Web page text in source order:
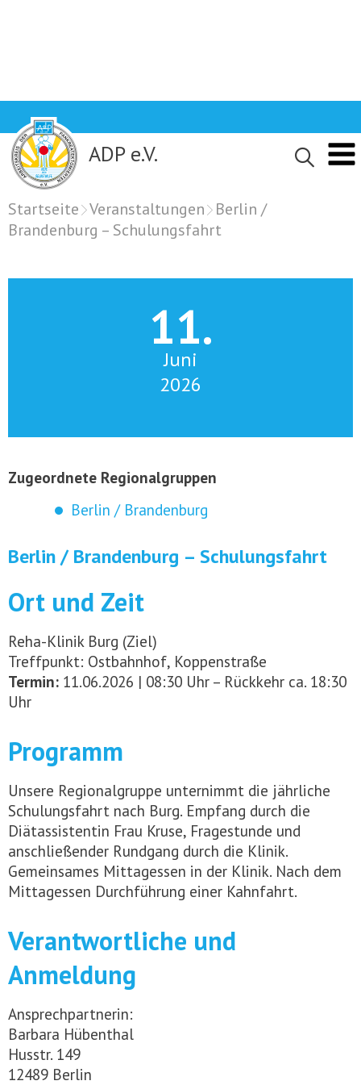
to
content
ADP e.V.
Startseite Veranstaltungen
Berlin /
Brandenburg – Schulungsfahrt
11.
Juni
2026
Zugeordnete Regionalgruppen
Berlin / Brandenburg
Berlin / Brandenburg – Schulungsfahrt
Ort und Zeit
Reha-Klinik Burg (Ziel)
Treffpunkt: Ostbahnhof, Koppenstraße
Termin: 11.06.2026 | 08:30 Uhr – Rückkehr ca. 18:30
Uhr
Programm
Unsere Regionalgruppe unternimmt die jährliche
Schulungsfahrt nach Burg. Empfang durch die
Diätassistentin Frau Kruse, Fragestunde und
anschließender Rundgang durch die Klinik.
Gemeinsames Mittagessen in der Klinik. Nach dem
Mittagessen Durchführung einer Kahnfahrt.
Verantwortliche und
Anmeldung
Ansprechpartnerin:
Barbara Hübenthal
Husstr. 149
12489 Berlin